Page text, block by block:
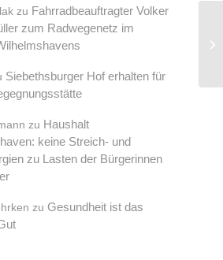
zu Fahrradbeauftragter Volker
zum Radwegenetz im
Siebethsburger Hof erhalten für
zu Haushalt
keine Streich- und
zu Lasten der Bürgerinnen
zuGesundheit ist das